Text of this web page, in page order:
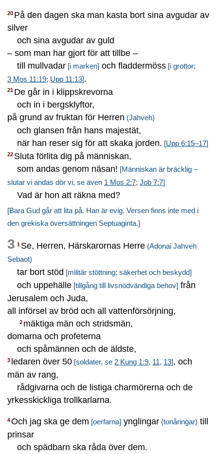
20 På den dagen ska man kasta bort sina avgudar av
silver
och sina avgudar av guld
– som man har gjort för att tillbe –
till mullvadar [i marken] och fladdermöss [i grottor;
3 Mos 11:19; Upp 11:13].
21 De går in i klippskrevorna
och in i bergsklyftor,
på grund av fruktan för Herren (Jahveh)
och glansen från hans majestät,
när han reser sig för att skaka jorden. [Upp 6:15–17]
22 Sluta förlita dig på människan,
som andas genom näsan! [Människan är bräcklig –
slutar vi andas dör vi, se även 1 Mos 2:7; Job 7:7]
Vad är hon att räkna med?
[Bara Gud går att lita på. Han är evig. Versen finns inte med i
den grekiska översättningen Septuaginta.]
3 1 Se, Herren, Härskarornas Herre (Adonai Jahveh
Sebaot)
tar bort stöd [militär stöttning; säkerhet och beskydd]
och uppehälle [tillgång till livsnödvändiga behov] från
Jerusalem och Juda,
all införsel av bröd och all vattenförsörjning,
2 mäktiga män och stridsmän,
domarna och profeterna
och spåmännen och de äldste,
3 ledaren över 50 [soldater, se 2 Kung 1:9, 11, 13], och
män av rang,
rådgivarna och de listiga charmörerna och de
yrkesskickliga trollkarlarna.
4Och jag ska ge dem [oerfarna] ynglingar (tonåringar) till
prinsar
och spädbarn ska råda över dem.